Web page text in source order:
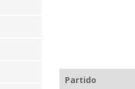
Partido